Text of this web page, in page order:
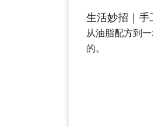
生活妙招｜手
从油脂配方到
的。